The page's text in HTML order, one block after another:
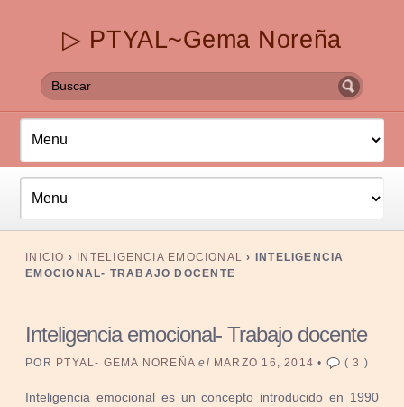
▷ PTYAL~Gema Noreña
INICIO › INTELIGENCIA EMOCIONAL › INTELIGENCIA
EMOCIONAL- TRABAJO DOCENTE
Inteligencia emocional- Trabajo docente
POR PTYAL- GEMA NOREÑA el MARZO 16, 2014 • (3 )
Inteligencia emocional es un concepto introducido en 1990